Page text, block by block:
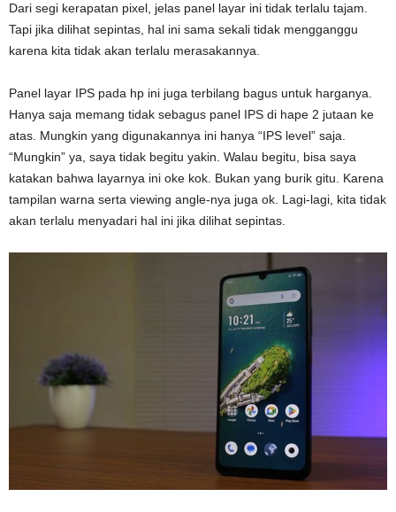
Dari segi kerapatan pixel, jelas panel layar ini tidak terlalu tajam.
Tapi jika dilihat sepintas, hal ini sama sekali tidak mengganggu
karena kita tidak akan terlalu merasakannya.
Panel layar IPS pada hp ini juga terbilang bagus untuk harganya.
Hanya saja memang tidak sebagus panel IPS di hape 2 jutaan ke
atas. Mungkin yang digunakannya ini hanya “IPS level” saja.
“Mungkin” ya, saya tidak begitu yakin. Walau begitu, bisa saya
katakan bahwa layarnya ini oke kok. Bukan yang burik gitu. Karena
tampilan warna serta viewing angle-nya juga ok. Lagi-lagi, kita tidak
akan terlalu menyadari hal ini jika dilihat sepintas.